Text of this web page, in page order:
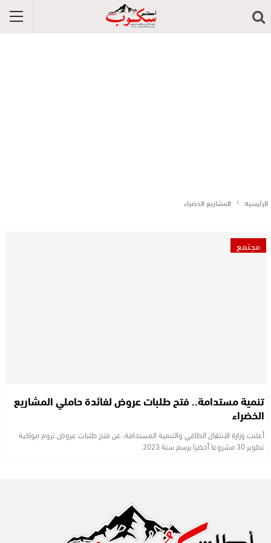
الرئيسية المشاريع الخضراء
مجتمع
تنمية مستدامة.. فتح طلبات عروض لفائدة حاملي المشاريع
الخضراء
أعلنت وزارة الانتقال الطاقي والتنمية المستدامة، عن فتح طلبات عروض تروم مواكبة
تطوير 30 مشروعا أخضرا برسم سنة 2023.